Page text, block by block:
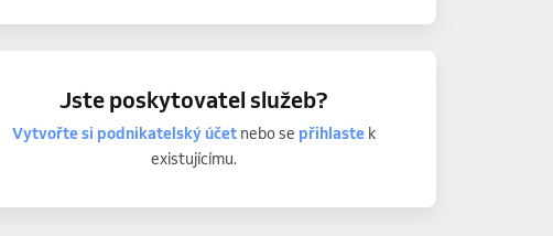
Jste poskytovatel služeb?
Vytvořte si podnikatelský účetnebo se přihlastek
existujícímu.